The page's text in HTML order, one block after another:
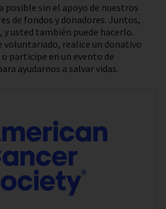
posible sin el apoyo de nuestros
de fondos y donadores. Juntos,
usted también puede hacerlo.
voluntariado, realice un donativo
participe en un evento de
ayudarnos a salvar vidas.